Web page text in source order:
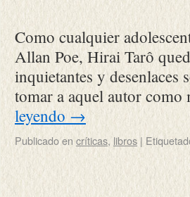
Como cualquier
Allan Poe, Hirai Tarô
inquietantes y desenlaces
tomar a aquel autor
leyendo →
Publicado en críticas, libros |